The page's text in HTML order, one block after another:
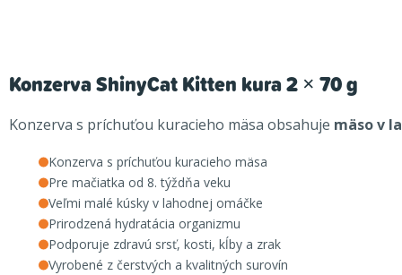
Konzerva ShinyCat Kitten kura 2 × 70 g
Konzerva s príchuťou kuracieho mäsa obsahuje mäso v
Konzerva s príchuťou kuracieho mäsa
Pre mačiatka od 8. týždňa veku
Veľmi malé kúsky v lahodnej omáčke
Prirodzená hydratácia organizmu
Podporuje zdravú srsť, kosti, kĺby a zrak
Vyrobené z čerstvých a kvalitných surovín